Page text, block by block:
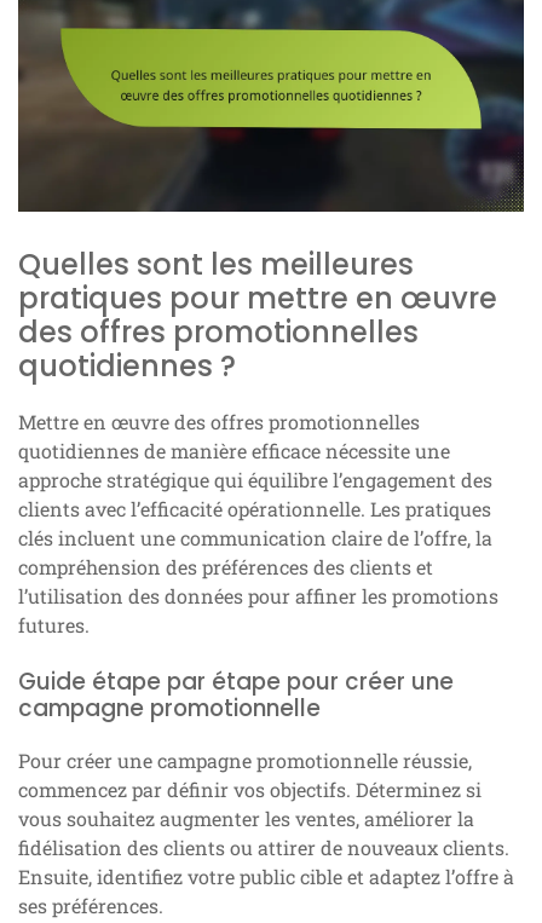
Quelles sont les meilleures
pratiques pour mettre en œuvre
des offres promotionnelles
quotidiennes ?
Mettre en œuvre des offres promotionnelles
quotidiennes de manière efficace nécessite une
approche stratégique qui équilibre l’engagement des
clients avec l’efficacité opérationnelle. Les pratiques
clés incluent une communication claire de l’offre, la
compréhension des préférences des clients et
l’utilisation des données pour affiner les promotions
futures.
Guide étape par étape pour créer une
campagne promotionnelle
Pour créer une campagne promotionnelle réussie,
commencez par définir vos objectifs. Déterminez si
vous souhaitez augmenter les ventes, améliorer la
fidélisation des clients ou attirer de nouveaux clients.
Ensuite, identifiez votre public cible et adaptez l’offre à
ses préférences.